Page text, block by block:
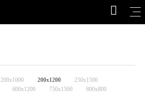
200x1000 200x1200
250x1500
600x1200 750x1500 800x800